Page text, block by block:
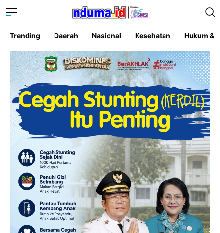
Trending Daerah Nasional Kesehatan Hukum &